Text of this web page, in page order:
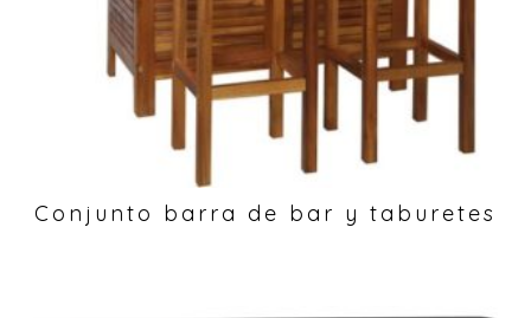
Conjunto barra de bar y taburetes